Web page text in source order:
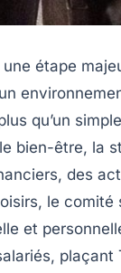
étape
qu’un
bien-être, la
des
le
et